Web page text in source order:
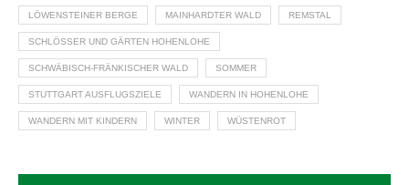
LÖWENSTEINER BERGE MAINHARDTER WALD REMSTAL
SCHLÖSSER UND GÄRTEN HOHENLOHE
SCHWÄBISCH-FRÄNKISCHER WALD SOMMER
STUTTGART AUSFLUGSZIELE WANDERN IN HOHENLOHE
WANDERN MIT KINDERN WINTER WÜSTENROT